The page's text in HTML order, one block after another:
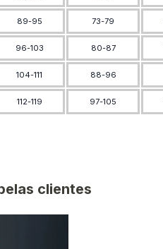
89-95 73-79
96-103 80-87
104-111 88-96
112-119 97-105
clientes